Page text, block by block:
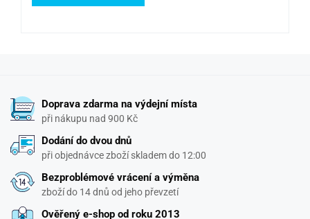
Doprava zdarma na výdejní místa
při nákupu nad 900 Kč
Dodání do dvou dnů
při objednávce zboží skladem do 12:00
Bezproblémové vrácení a výměna
zboží do 14 dnů od jeho převzetí
Ověřený e-shop od roku 2013